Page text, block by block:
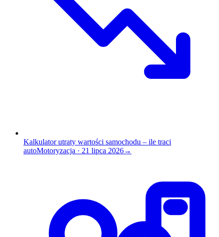
Kalkulator utraty wartości samochodu – ile traci
autoMotoryzacja · 21 lipca 2026→